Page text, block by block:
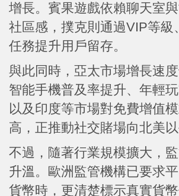
增長。賓果遊戲依賴聊天室
社區感，撲克則通過VIP等級
任務提升用戶留存。
與此同時，亞太市場增長速度
智能手機普及率提升、年輕
以及印度等市場對免費增值
高，正推動社交賭場向北美以
不過，隨著行業規模擴大，
升溫。歐洲監管機構已要求
貨幣時，更清楚標示真實貨